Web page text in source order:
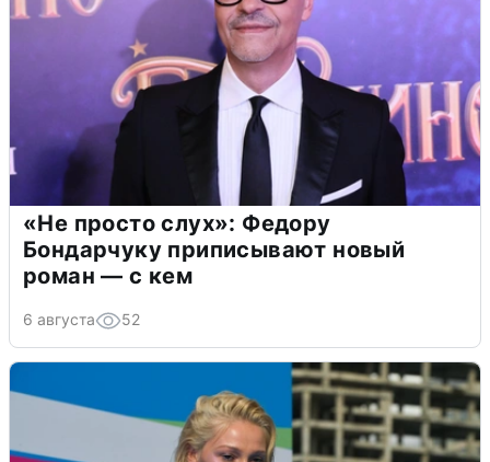
«Не просто слух»: Федору
Бондарчуку приписывают новый
роман — с кем
6 августа 52